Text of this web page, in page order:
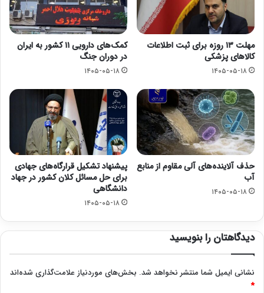
مهلت ۱۳ روزه برای ثبت اطلاعات
کالاهای پزشکی
۱۴۰۵-۰۵-۱۸
کمک‌های دارویی ۱۱ کشور به ایران
در دوران جنگ
۱۴۰۵-۰۵-۱۸
حذف آلاینده‌های آلی مقاوم از منابع
آب
۱۴۰۵-۰۵-۱۸
پیشنهاد تشکیل قرارگاه‌های جهادی
برای حل مسائل کلان کشور در جهاد
دانشگاهی
۱۴۰۵-۰۵-۱۸
دیدگاهتان را بنویسید
نشانی ایمیل شما منتشر نخواهد شد. بخش‌های موردنیاز علامت‌گذاری شده‌اند
*